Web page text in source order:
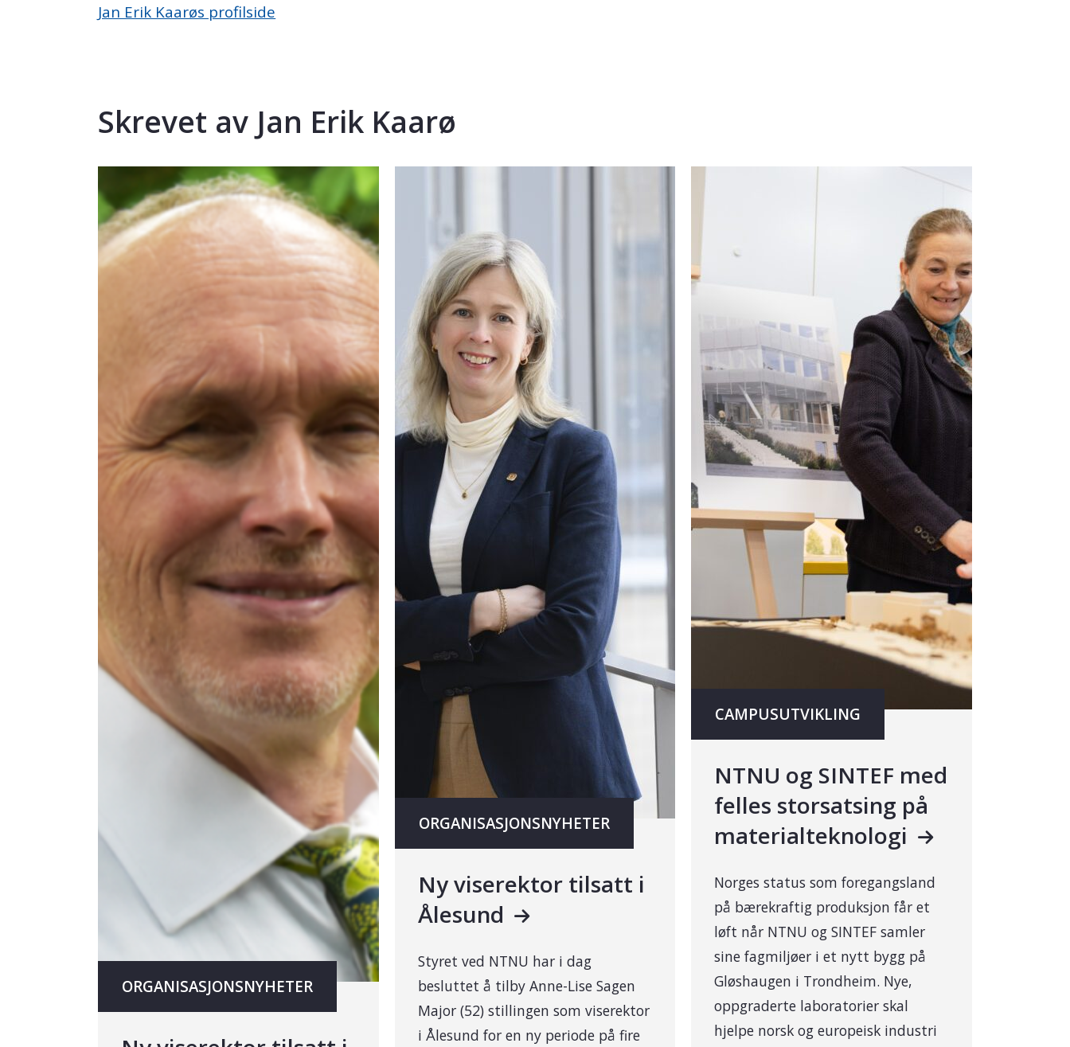
Jan Erik Kaarøs profilside
Skrevet av Jan Erik Kaarø
ORGANISASJONSNYHETER
ORGANISASJONSNYHETER
Ny viserektor tilsatt i
Ålesund
Styret ved NTNU har i dag
besluttet å tilby Anne-Lise Sagen
Major (52) stillingen som viserektor
i Ålesund for en ny periode på fire
CAMPUSUTVIKLING
NTNU og SINTEF med
felles storsatsing på
materialteknologi
Norges status som foregangsland
på bærekraftig produksjon får et
løft når NTNU og SINTEF samler
sine fagmiljøer i et nytt bygg på
Gløshaugen i Trondheim. Nye,
oppgraderte laboratorier skal
hjelpe norsk og europeisk industri